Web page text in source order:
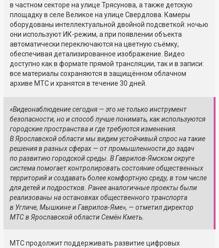
в частном секторе на улице Трясунова, а также детскую
площадку в селе Великое на улице Свердлова. Камеры
оборудованы интеллектуальной двойной подсветкой: ночью
они используют ИК-режим, а при появлении объекта
автоматически переключаются на цветную съёмку,
обеспечивая детализированное изображение. Видео
доступно как в формате прямой трансляции, так и в записи:
все материалы сохраняются в защищённом облачном
архиве МТС и хранятся в течение 30 дней.
«Видеонаблюдение сегодня — это не только инструмент
безопасности, но и способ лучше понимать, как используются
городские пространства и где требуются изменения.
В Ярославской области мы видим устойчивый спрос на такие
решения в разных сферах — от промышленности до задач
по развитию городской среды. В Гаврилов-Ямском округе
система помогает контролировать состояние общественных
территорий и создавать более комфортную среду, в том числе
для детей и подростков. Ранее аналогичные проекты были
реализованы на остановках общественного транспорта
в Угличе, Мышкине и Гаврилов-Яме», — отметил директор
МТС в Ярославской области Семён Кметь.
МТС продолжит поддерживать развитие цифровых